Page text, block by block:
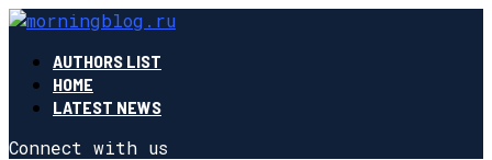
AUTHORS LIST
HOME
LATEST NEWS
Connect with us